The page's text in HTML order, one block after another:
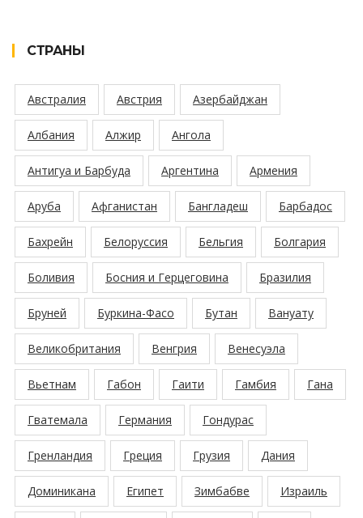
СТРАНЫ
Австралия Австрия Азербайджан
Албания Алжир Ангола
Антигуа и Барбуда Аргентина Армения
Аруба Афганистан Бангладеш Барбадос
Бахрейн Белоруссия Бельгия Болгария
Боливия Босния и Герцеговина Бразилия
Бруней Буркина-Фасо Бутан Вануату
Великобритания Венгрия Венесуэла
Вьетнам Габон Гаити Гамбия Гана
Гватемала Германия Гондурас
Гренландия Греция Грузия Дания
Доминикана Египет Зимбабве Израиль